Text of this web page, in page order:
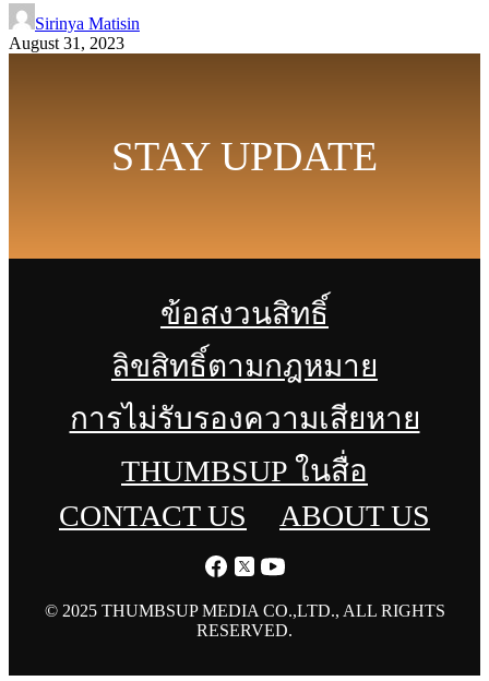
Sirinya Matisin
August 31, 2023
STAY UPDATE
ข้อสงวนสิทธิ์
ลิขสิทธิ์ตามกฎหมาย
การไม่รับรองความเสียหาย
THUMBSUP ในสื่อ
CONTACT US
ABOUT US
© 2025 THUMBSUP MEDIA CO.,LTD., ALL RIGHTS
RESERVED.